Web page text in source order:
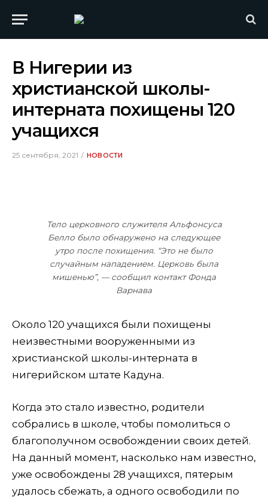
В Нигерии из
христианской школы-
интерната похищены 120
учащихся
25 сентября, 2021 НОВОСТИ
Тело церковного служителя Альфонсуса
Белло было обнаружено на следующее
утро после похищения. “Это не было
случайным нападением. Церковь была
мишенью”, — сообщил контакт Фонда
Варнава
Около 120 учащихся были похищены
неизвестными вооруженными из
христианской школы-интерната в
нигерийском штате Кадуна.
Когда это стало известно, родители
собрались в школе, чтобы помолиться о
благополучном освобождении своих детей.
На данный момент, насколько нам известно,
уже освобождены 28 учащихся, пятерым
удалось сбежать, а одного освободили по